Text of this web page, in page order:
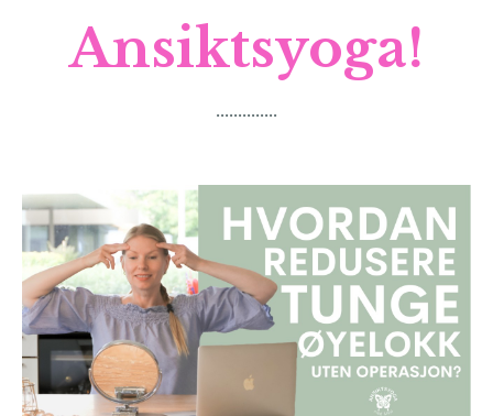
Ansiktsyoga!
..............